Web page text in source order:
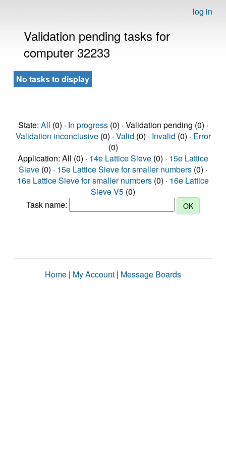
log in
Validation pending tasks for
computer 32233
No tasks to display
State: All (0) · In progress(0) · Validation pending (0) ·
Validation inconclusive(0) · Valid (0) · Invalid (0) · Error
(0)
Application: All (0) · 14e Lattice Sieve (0) · 15e Lattice
Sieve (0) · 15e Lattice Sieve for smaller numbers (0) ·
16e Lattice Sieve for smaller numbers (0) · 16e Lattice
Sieve V5 (0)
Task name:
Home | My Account | Message Boards